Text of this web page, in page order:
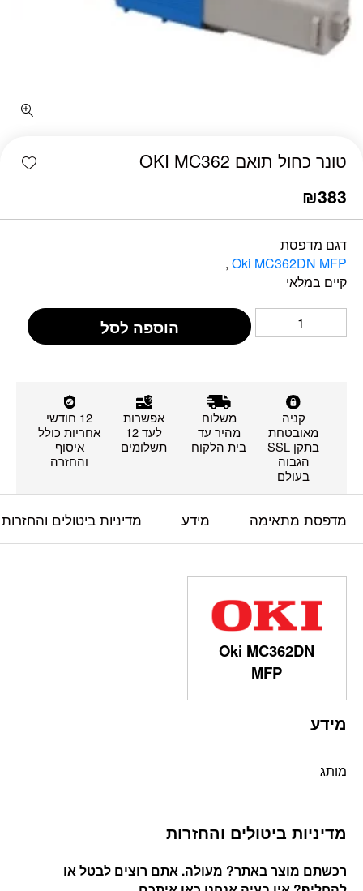
טונר כחול תואם OKI MC362
₪383
דגם מדפסת
Oki MC362DN MFP
,
קיים במלאי
הוספה לסל
קניה
מאובטחת
בתקן SSL
הגבוה
בעולם
משלוח
מהיר עד
בית הלקוח
אפשרות
לעד 12
תשלומים
12 חודשי
אחריות כולל
איסוף
והחזרה
מדפסת מתאימה מידע מדיניות ביטולים והחזרות
Oki MC362DN
MFP
מידע
מותג
מדיניות ביטולים והחזרות
רכשתם מוצר באתר? מעולה. אתם רוצים לבטל או